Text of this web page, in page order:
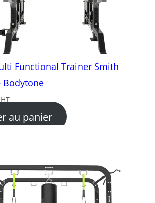
Functional Trainer Smith
Bodytone
HT
au panier